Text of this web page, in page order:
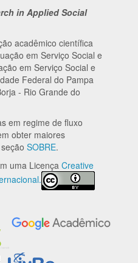
in Applied Social
acadêmico científica
em Serviço Social e
em Serviço Social e
Federal do Pampa
- Rio Grande do
em regime de fluxo
obter maiores
SOBRE.
uma Licença Creative